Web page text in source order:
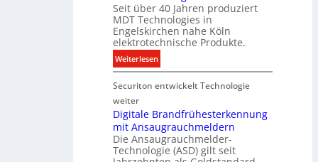
t
e
c
h
n
i
k
t
d
a
t
e
e
n
s
E
n
r
y
w
i
r
Seit über 40 Jahren produziert
MDT Technologies in
Engelskirchen nahe Köln
elektrotechnische Produkte.
Weiterlesen:
N
e
e
r
I
n
Securiton entwickelt Technologie
weiter
Digitale Brandfrühesterkennung
mit Ansaugrauchmeldern
Die Ansaugrauchmelder-
Technologie (ASD) gilt seit